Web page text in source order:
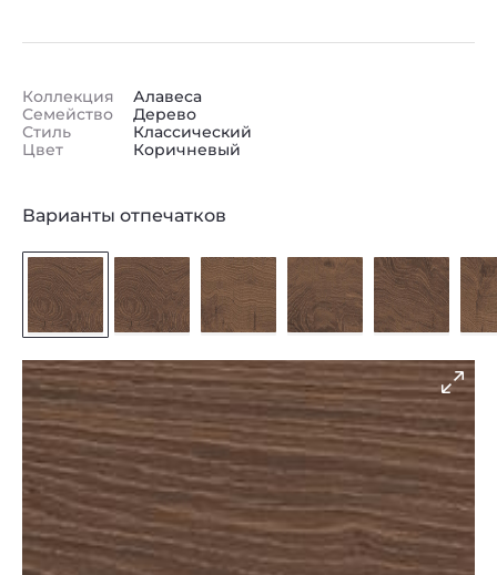
Коллекция
Семейство
Стиль
Цвет
Алавеса
Дерево
Классический
Коричневый
Варианты отпечатков